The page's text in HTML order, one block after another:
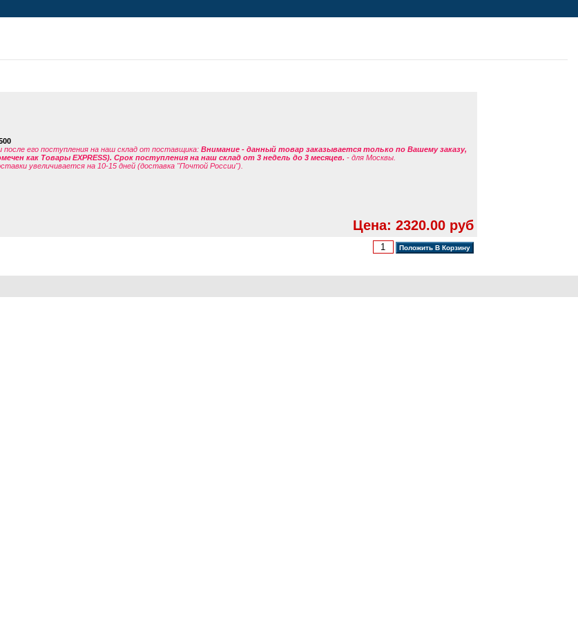
после его поступления на наш склад от поставщика: Внимание - данный товар заказывается только по Вашему заказу,
как Товары EXPRESS). Срок поступления на наш склад от 3 недель до 3 месяцев. - для Москвы.
увеличивается на 10-15 дней (доставка "Почтой России").
Цена: 2320.00 руб